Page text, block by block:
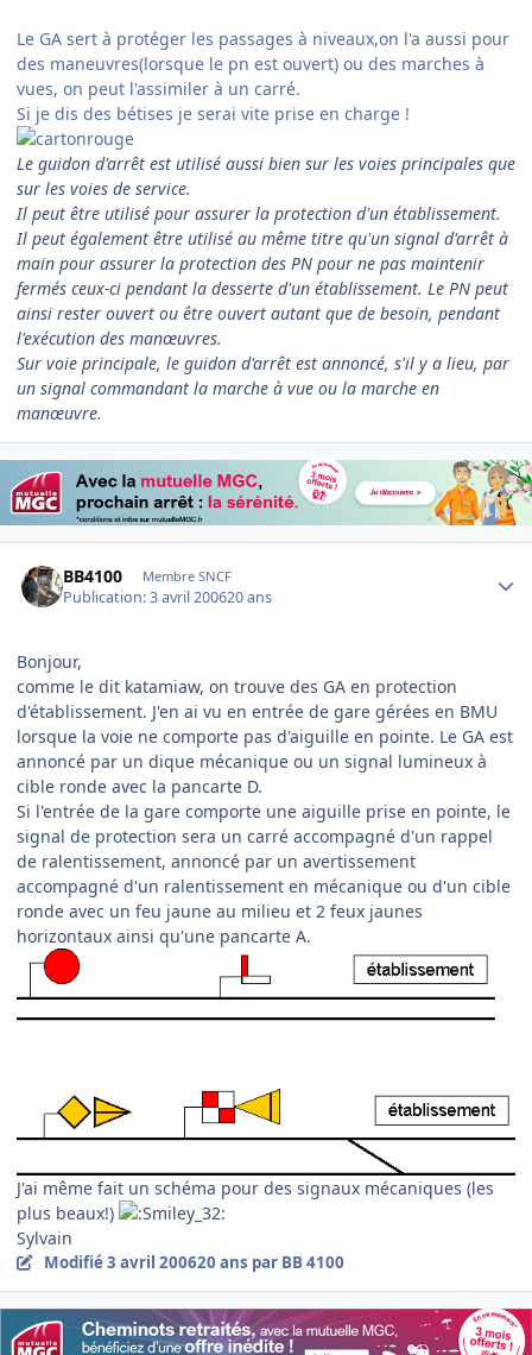
Le GA sert à protéger les passages à niveaux,on l'a aussi pour
des maneuvres(lorsque le pn est ouvert) ou des marches à
vues, on peut l'assimiler à un carré.
Si je dis des bétises je serai vite prise en charge !
Le guidon d'arrêt est utilisé aussi bien sur les voies principales que
sur les voies de service.
Il peut être utilisé pour assurer la protection d'un établissement.
Il peut également être utilisé au même titre qu'un signal d'arrêt à
main pour assurer la protection des PN pour ne pas maintenir
fermés ceux-ci pendant la desserte d'un établissement. Le PN peut
ainsi rester ouvert ou être ouvert autant que de besoin, pendant
l'exécution des manœuvres.
Sur voie principale, le guidon d'arrêt est annoncé, s'il y a lieu, par
un signal commandant la marche à vue ou la marche en
manœuvre.
BB4100 Membre SNCF
Publication:3 avril 200620 ans
Bonjour,
comme le dit katamiaw, on trouve des GA en protection
d'établissement. J'en ai vu en entrée de gare gérées en BMU
lorsque la voie ne comporte pas d'aiguille en pointe. Le GA est
annoncé par un dique mécanique ou un signal lumineux à
cible ronde avec la pancarte D.
Si l'entrée de la gare comporte une aiguille prise en pointe, le
signal de protection sera un carré accompagné d'un rappel
de ralentissement, annoncé par un avertissement
accompagné d'un ralentissement en mécanique ou d'un cible
ronde avec un feu jaune au milieu et 2 feux jaunes
horizontaux ainsi qu'une pancarte A.
J'ai même fait un schéma pour des signaux mécaniques (les
plus beaux!)
Sylvain
Modifié3 avril 200620 ans par BB 4100